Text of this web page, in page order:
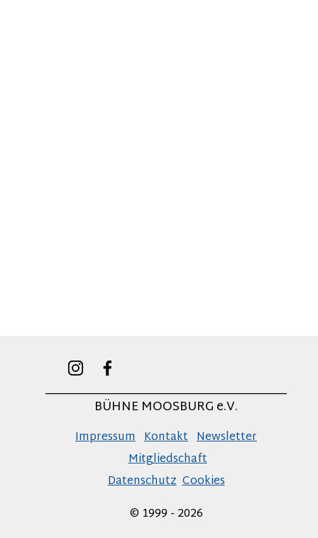
______________________________________
BÜHNE MOOSBURG e.V.
Impressum Kontakt Newsletter
Mitgliedschaft
Datenschutz Cookies
© 1999 - 2026